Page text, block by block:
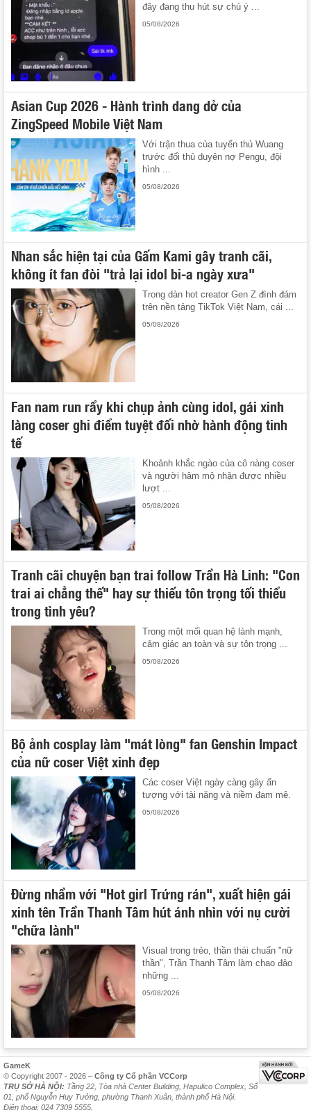
đây đang thu hút sự chú ý ...
05/08/2026
Asian Cup 2026 - Hành trình dang dở của
ZingSpeed Mobile Việt Nam
Với trận thua của tuyển thủ Wuang
trước đối thủ duyên nợ Pengu, đội
hình ...
05/08/2026
Nhan sắc hiện tại của Gấm Kami gây tranh cãi,
không ít fan đòi "trả lại idol bi-a ngày xưa"
Trong dàn hot creator Gen Z đình đám
trên nền tảng TikTok Việt Nam, cái ...
05/08/2026
Fan nam run rẩy khi chụp ảnh cùng idol, gái xinh
làng coser ghi điểm tuyệt đối nhờ hành động tinh
tế
Khoảnh khắc ngào của cô nàng coser
và người hâm mộ nhận được nhiều
lượt ...
05/08/2026
Tranh cãi chuyện bạn trai follow Trần Hà Linh: "Con
trai ai chẳng thế" hay sự thiếu tôn trọng tối thiểu
trong tình yêu?
Trong một mối quan hệ lành mạnh,
cảm giác an toàn và sự tôn trọng ...
05/08/2026
Bộ ảnh cosplay làm "mát lòng" fan Genshin Impact
của nữ coser Việt xinh đẹp
Các coser Việt ngày càng gây ấn
tượng với tài năng và niềm đam mê.
05/08/2026
Đừng nhầm với "Hot girl Trứng rán", xuất hiện gái
xinh tên Trần Thanh Tâm hút ánh nhìn với nụ cười
"chữa lành"
Visual trong trẻo, thần thái chuẩn "nữ
thần", Trần Thanh Tâm làm chao đảo
những ...
05/08/2026
GameK
© Copyright 2007 - 2026 – Công ty Cổ phần VCCorp
TRỤ SỞ HÀ NỘI: Tầng 22, Tòa nhà Center Building, Hapulico Complex, Số
01, phố Nguyễn Huy Tưởng, phường Thanh Xuân, thành phố Hà Nội.
Điện thoại: 024 7309 5555.